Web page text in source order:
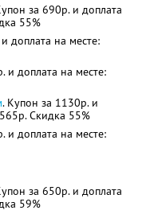
за 690р. и доплата
55%
доплата на месте:
и доплата на месте:
. Купон за 1130р. и
Скидка 55%
и доплата на месте:
за 650р. и доплата
59%